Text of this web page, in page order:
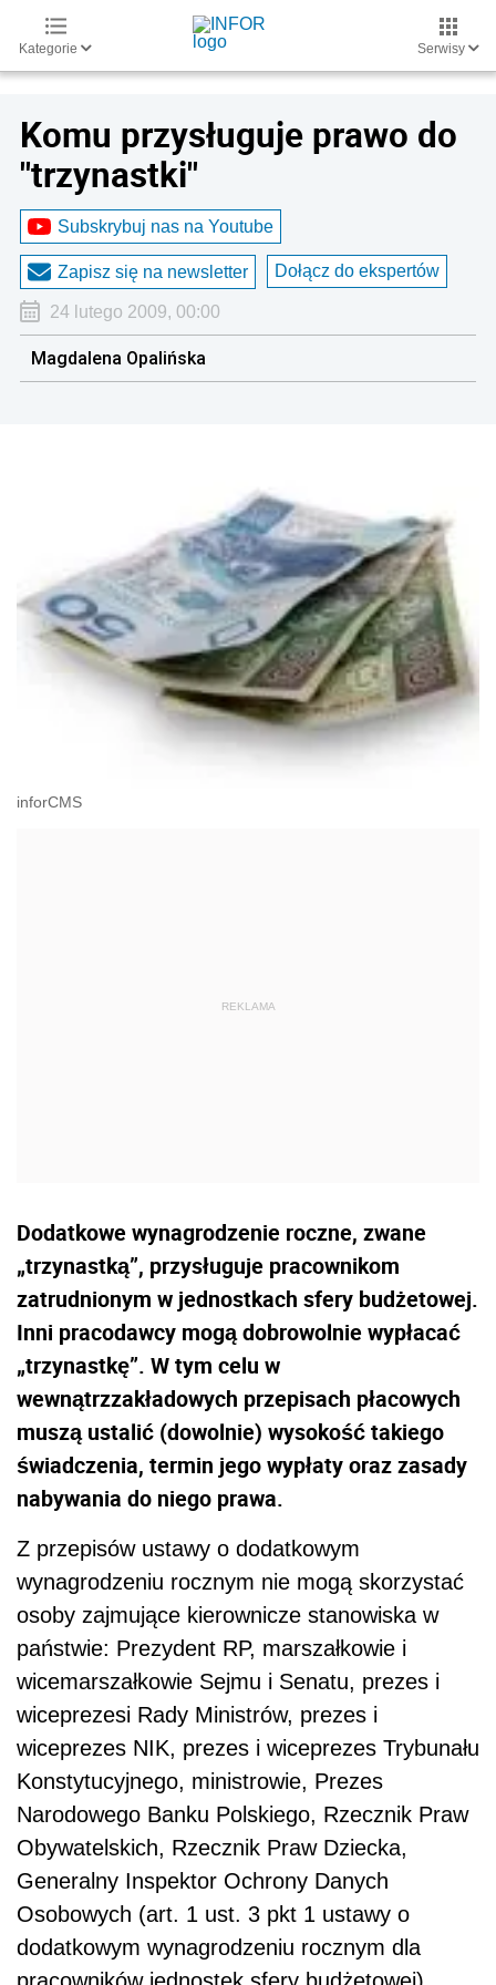
Kategorie Serwisy
Komu przysługuje prawo do
"trzynastki"
Subskrybuj nas na Youtube
Zapisz się na newsletter Dołącz do ekspertów
24 lutego 2009, 00:00
Magdalena Opalińska
inforCMS
Dodatkowe wynagrodzenie roczne, zwane
„trzynastką”, przysługuje pracownikom
zatrudnionym w jednostkach sfery budżetowej.
Inni pracodawcy mogą dobrowolnie wypłacać
„trzynastkę”. W tym celu w
wewnątrzzakładowych przepisach płacowych
muszą ustalić (dowolnie) wysokość takiego
świadczenia, termin jego wypłaty oraz zasady
nabywania do niego prawa.
Z przepisów ustawy o dodatkowym
wynagrodzeniu rocznym nie mogą skorzystać
osoby zajmujące kierownicze stanowiska w
państwie: Prezydent RP, marszałkowie i
wicemarszałkowie Sejmu i Senatu, prezes i
wiceprezesi Rady Ministrów, prezes i
wiceprezes NIK, prezes i wiceprezes Trybunału
Konstytucyjnego, ministrowie, Prezes
Narodowego Banku Polskiego, Rzecznik Praw
Obywatelskich, Rzecznik Praw Dziecka,
Generalny Inspektor Ochrony Danych
Osobowych (art. 1 ust. 3 pkt 1 ustawy o
dodatkowym wynagrodzeniu rocznym dla
pracowników jednostek sfery budżetowej).